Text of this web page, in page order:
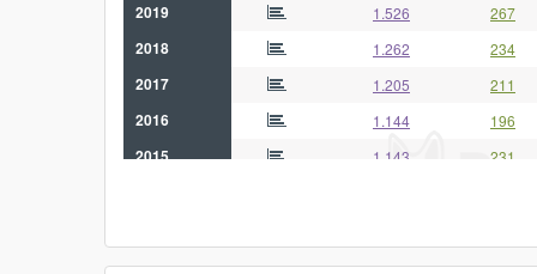
2019 1.526 267
2018 1.262 234
2017 1.205 211
2016 1.144 196
2015 1.143 231
2012 963 -